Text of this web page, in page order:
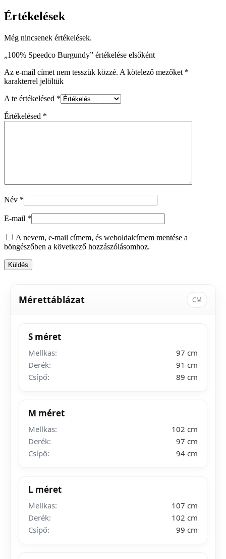
Értékelések
Még nincsenek értékelések.
„100% Speedco Burgundy” értékelése elsőként
Az e-mail címet nem tesszük közzé. A kötelező mezőket *
karakterrel jelöltük
A te értékelésed *
Értékelésed *
Név *
E-mail *
A nevem, e-mail címem, és weboldalcímem mentése a
böngészőben a következő hozzászólásomhoz.
Mérettáblázat CM
S méret
Mellkas:
97 cm
Derék:
91 cm
Csípő:
89 cm
M méret
Mellkas:
102 cm
Derék:
97 cm
Csípő:
94 cm
L méret
Mellkas:
107 cm
Derék:
102 cm
Csípő:
99 cm